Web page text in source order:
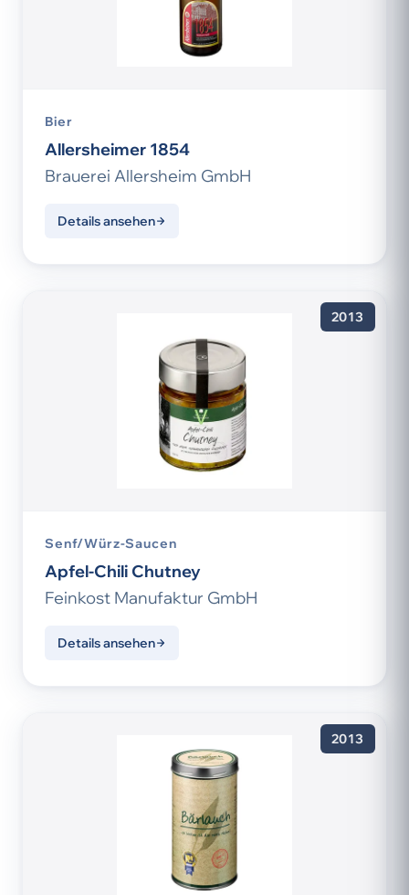
Bier
Allersheimer 1854
Brauerei Allersheim GmbH
Details ansehen
2013
Senf/Würz-Saucen
Apfel-Chili Chutney
Feinkost Manufaktur GmbH
Details ansehen
2013